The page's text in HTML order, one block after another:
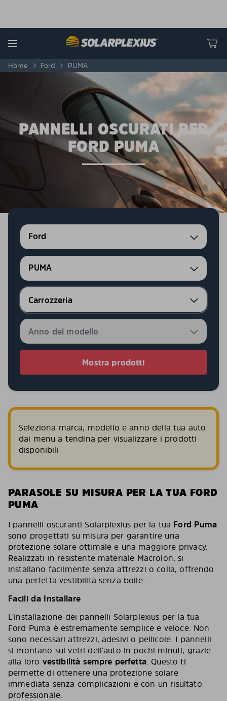
Menu
Home > Ford > PUMA
PANNELLI OSCURATI PER
FORD PUMA
Ford
PUMA
Mostra prodotti
Seleziona marca, modello e anno della tua auto
dai menu a tendina per visualizzare i prodotti
disponibili
PARASOLE SU MISURA PER LA TUA FORD
PUMA
I pannelli oscuranti Solarplexius per la tua Ford Puma
sono progettati su misura per garantire una
protezione solare ottimale e una maggiore privacy.
Realizzati in resistente materiale Macrolon, si
installano facilmente senza attrezzi o colla, offrendo
una perfetta vestibilità senza bolle.
Facili da Installare
L’installazione dei pannelli Solarplexius per la tua
Ford Puma è estremamente semplice e veloce. Non
sono necessari attrezzi, adesivi o pellicole. I pannelli
si montano sui vetri dell’auto in pochi minuti, grazie
alla loro vestibilità sempre perfetta. Questo ti
permette di ottenere una protezione solare
immediata senza complicazioni e con un risultato
professionale.